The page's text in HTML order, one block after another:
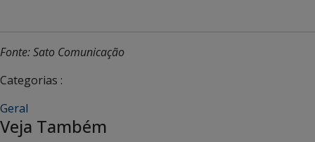
Fonte: Sato Comunicação
Categorias :
Geral
Veja Também